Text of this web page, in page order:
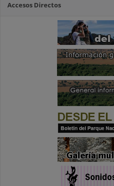
Accesos Directos